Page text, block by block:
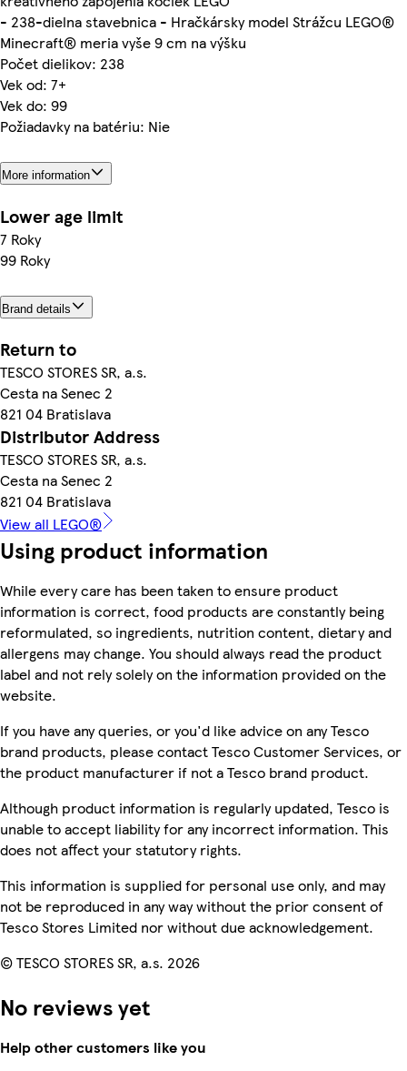
- 238-dielna stavebnica - Hračkársky model Strážcu LEGO®
Minecraft® meria vyše 9 cm na výšku
Počet dielikov: 238
Vek od: 7+
Vek do: 99
Požiadavky na batériu: Nie
More information
Lower age limit
7 Roky
99 Roky
Brand details
Return to
TESCO STORES SR, a.s.
Cesta na Senec 2
821 04 Bratislava
Distributor Address
TESCO STORES SR, a.s.
Cesta na Senec 2
821 04 Bratislava
View all LEGO®
Using product information
While every care has been taken to ensure product
information is correct, food products are constantly being
reformulated, so ingredients, nutrition content, dietary and
allergens may change. You should always read the product
label and not rely solely on the information provided on the
website.
If you have any queries, or you'd like advice on any Tesco
brand products, please contact Tesco Customer Services, or
the product manufacturer if not a Tesco brand product.
Although product information is regularly updated, Tesco is
unable to accept liability for any incorrect information. This
does not affect your statutory rights.
This information is supplied for personal use only, and may
not be reproduced in any way without the prior consent of
Tesco Stores Limited nor without due acknowledgement.
© TESCO STORES SR, a.s. 2026
No reviews yet
Help other customers like you